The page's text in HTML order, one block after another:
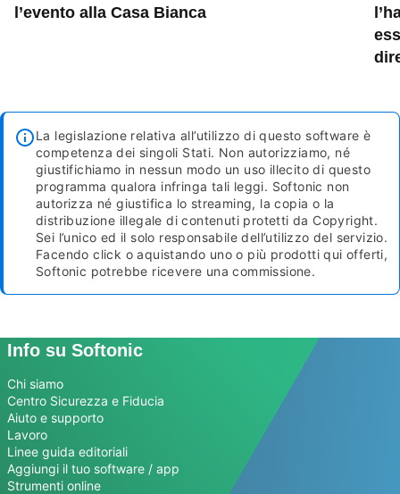
l’evento alla Casa Bianca
La legislazione relativa all’utilizzo di questo software è
competenza dei singoli Stati. Non autorizziamo, né
giustifichiamo in nessun modo un uso illecito di questo
programma qualora infringa tali leggi. Softonic non
autorizza né giustifica lo streaming, la copia o la
distribuzione illegale di contenuti protetti da Copyright.
Sei l’unico ed il solo responsabile dell’utilizzo del servizio.
Facendo click o aquistando uno o più prodotti qui offerti,
Softonic potrebbe ricevere una commissione.
Info su Softonic
Chi siamo
Centro Sicurezza e Fiducia
Aiuto e supporto
Lavoro
Linee guida editoriali
Aggiungi il tuo software / app
Strumenti online